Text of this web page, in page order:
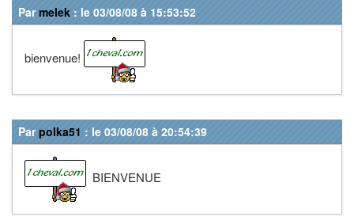
Parmelek : le 03/08/08 à 15:53:52
bienvenue!
Parpolka51 : le 03/08/08 à 20:54:39
BIENVENUE